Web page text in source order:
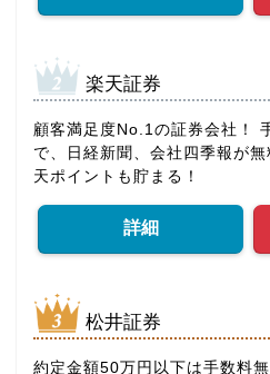
楽天証券
顧客満足度No.1の証券会社！
で、日経新聞、会社四季報が
天ポイントも貯まる！
詳細
松井証券
約定金額50万円以下は手数料